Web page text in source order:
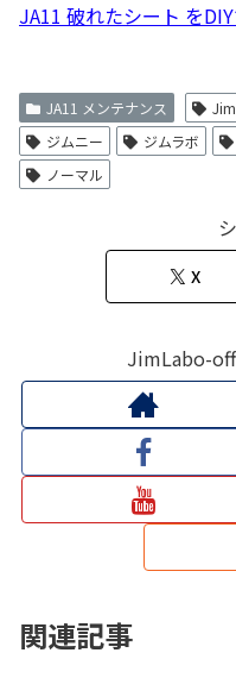
JA11 破れたシート を
JA11 メンテナンス
ジムニー
ジムラボ
ノーマル
X
JimLabo-
関連記事